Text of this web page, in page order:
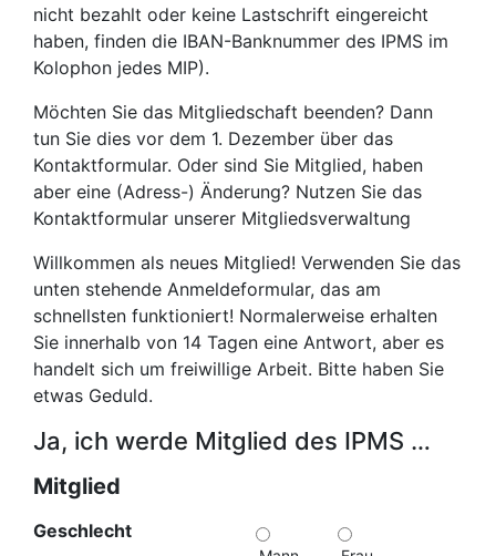
nicht bezahlt oder keine Lastschrift eingereicht
haben, finden die IBAN-Banknummer des IPMS im
Kolophon jedes MIP).
Möchten Sie das Mitgliedschaft beenden? Dann
tun Sie dies vor dem 1. Dezember über das
Kontaktformular. Oder sind Sie Mitglied, haben
aber eine (Adress-) Änderung? Nutzen Sie das
Kontaktformular unserer Mitgliedsverwaltung
Willkommen als neues Mitglied! Verwenden Sie das
unten stehende Anmeldeformular, das am
schnellsten funktioniert! Normalerweise erhalten
Sie innerhalb von 14 Tagen eine Antwort, aber es
handelt sich um freiwillige Arbeit. Bitte haben Sie
etwas Geduld.
Ja, ich werde Mitglied des IPMS …
Mitglied
Geschlecht